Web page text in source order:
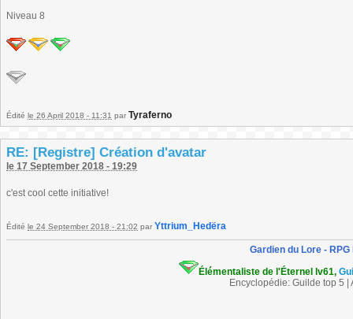
Niveau 8
Édité le 26 April 2018 - 11:31 par Tyraferno
RE: [Registre] Création d'avatar
le 17 September 2018 - 19:29
c'est cool cette initiative!
Édité le 24 September 2018 - 21:02 par Yttrium_Hedëra
Gardien du Lore - RPG
Élémentaliste de l'Éternel lv61,
Encyclopédie: Guilde top 5 |